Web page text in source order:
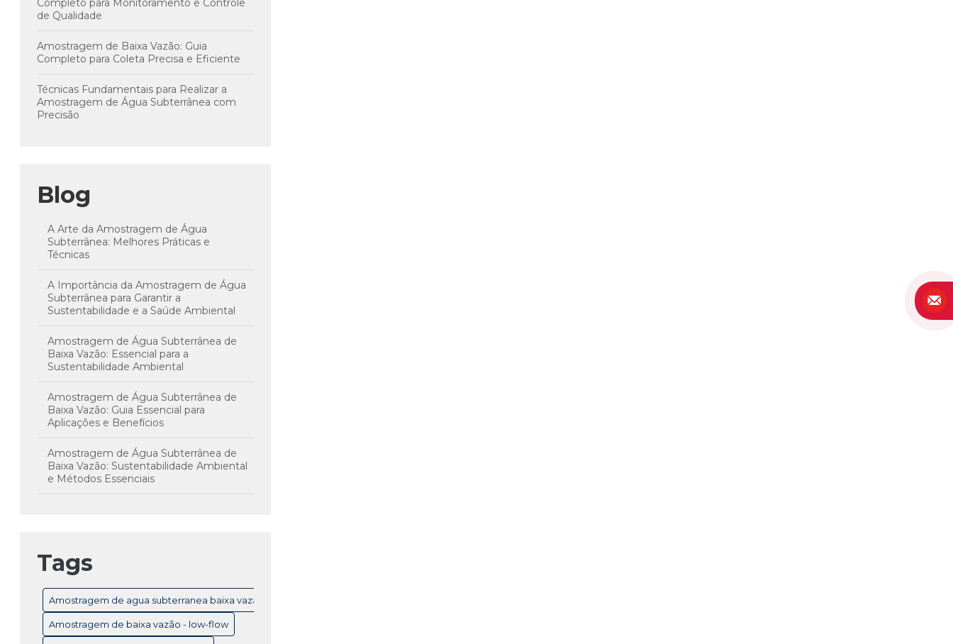
de Qualidade
Amostragem de Baixa Vazão: Guia
Completo para Coleta Precisa e Eficiente
Técnicas Fundamentais para Realizar a
Amostragem de Água Subterrânea com
Precisão
Blog
A Arte da Amostragem de Água
Subterrânea: Melhores Práticas e
Técnicas
A Importância da Amostragem de Água
Subterrânea para Garantir a
Sustentabilidade e a Saúde Ambiental
Amostragem de Água Subterrânea de
Baixa Vazão: Essencial para a
Sustentabilidade Ambiental
Amostragem de Água Subterrânea de
Baixa Vazão: Guia Essencial para
Aplicações e Benefícios
Amostragem de Água Subterrânea de
Baixa Vazão: Sustentabilidade Ambiental
e Métodos Essenciais
Amostragem de Água Subterrânea: Guia
Completo para Monitoramento e
Controle de Qualidade
Amostragem de Água Subterrânea:
Técnicas Essenciais e Importância para
Tags
Amostragem de agua subterranea baixa vazão
Amostragem de baixa vazão - low-flow